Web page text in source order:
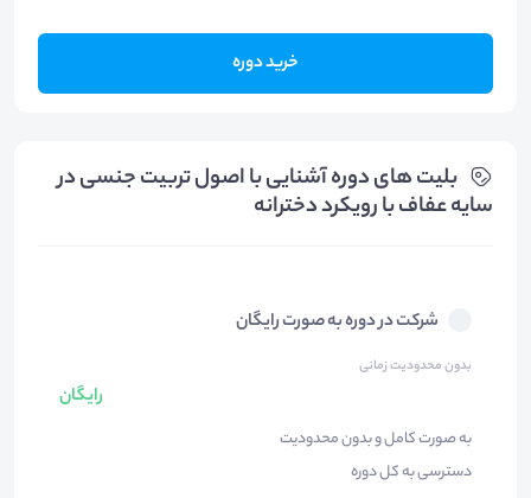
خرید دوره
بلیت های دوره آشنایی با اصول تربیت جنسی در
سایه عفاف با رویکرد دخترانه
شرکت در دوره به صورت رایگان
بدون محدودیت زمانی
رایگان
به صورت کامل و بدون محدودیت
دسترسی به کل دوره